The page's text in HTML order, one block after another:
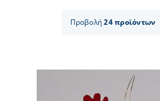
Προβολή24 προϊόντων